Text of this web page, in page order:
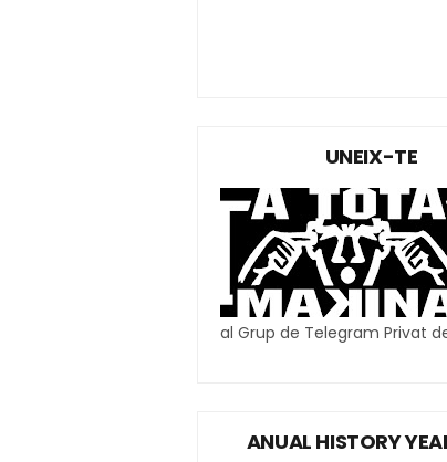
UNEIX-TE
al Grup de Telegram Privat
ANUAL HISTORY